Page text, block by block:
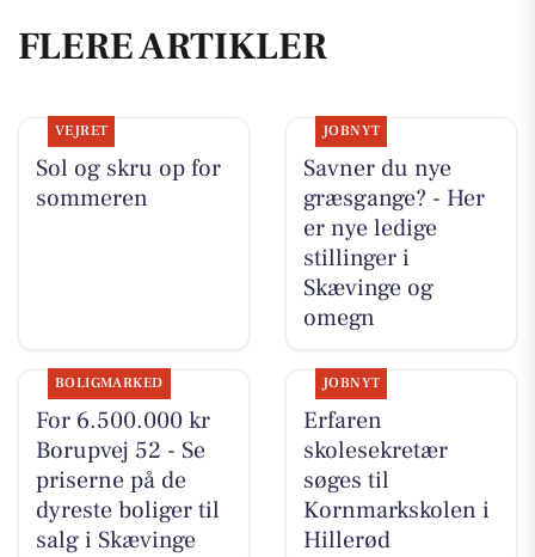
FLERE ARTIKLER
VEJRET
Sol og skru op for
sommeren
JOBNYT
Savner du nye
græsgange? - Her
er nye ledige
stillinger i
Skævinge og
omegn
BOLIGMARKED
For 6.500.000 kr
Borupvej 52 - Se
priserne på de
dyreste boliger til
salg i Skævinge
JOBNYT
Erfaren
skolesekretær
søges til
Kornmarkskolen i
Hillerød